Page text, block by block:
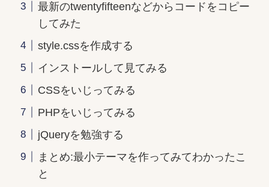
最新のtwentyfifteenなどからコードをコピー
してみた
style.cssを作成する
インストールして見てみる
CSSをいじってみる
PHPをいじってみる
jQueryを勉強する
まとめ:最小テーマを作ってみてわかったこ
と